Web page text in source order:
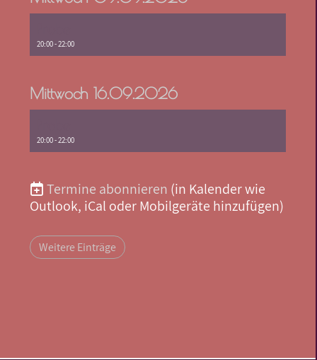
20:00 - 22:00
Mittwoch 16.09.2026
20:00 - 22:00
Termine abonnieren (in Kalender wie
Outlook, iCal oder Mobilgeräte hinzufügen)
Weitere Einträge